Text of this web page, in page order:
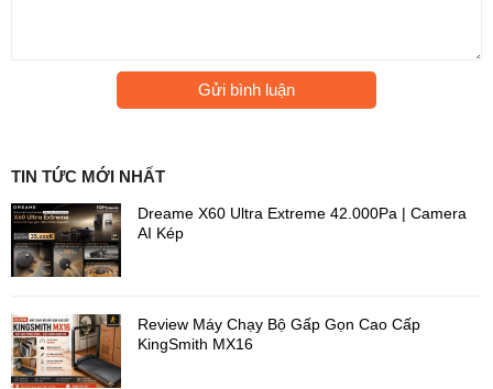
Gửi bình luận
TIN TỨC MỚI NHẤT
Dreame X60 Ultra Extreme 42.000Pa | Camera
AI Kép
Review Máy Chạy Bộ Gấp Gọn Cao Cấp
KingSmith MX16